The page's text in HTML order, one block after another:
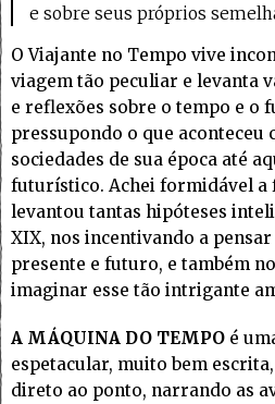
e sobre seus próprios
O Viajante no Tempo vive
viagem tão peculiar e levanta
e reflexões sobre o tempo e o
pressupondo o que aconteceu
sociedades de sua época até
futurístico. Achei formidável a
levantou tantas hipóteses
XIX, nos incentivando a
presente e futuro, e também
imaginar esse tão intrigante
A MÁQUINA DO TEMPO é
espetacular, muito bem
direto ao ponto, narrando as